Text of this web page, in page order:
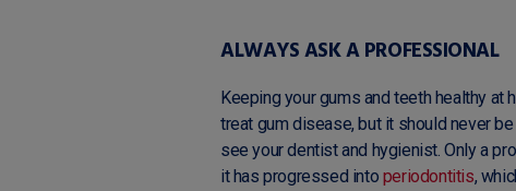
ALWAYS ASK A PROFESSIONAL
Keeping your gums and teeth healthy
treat gum disease, but it should never
see your dentist and hygienist. Only a
it has progressed into periodontitis,